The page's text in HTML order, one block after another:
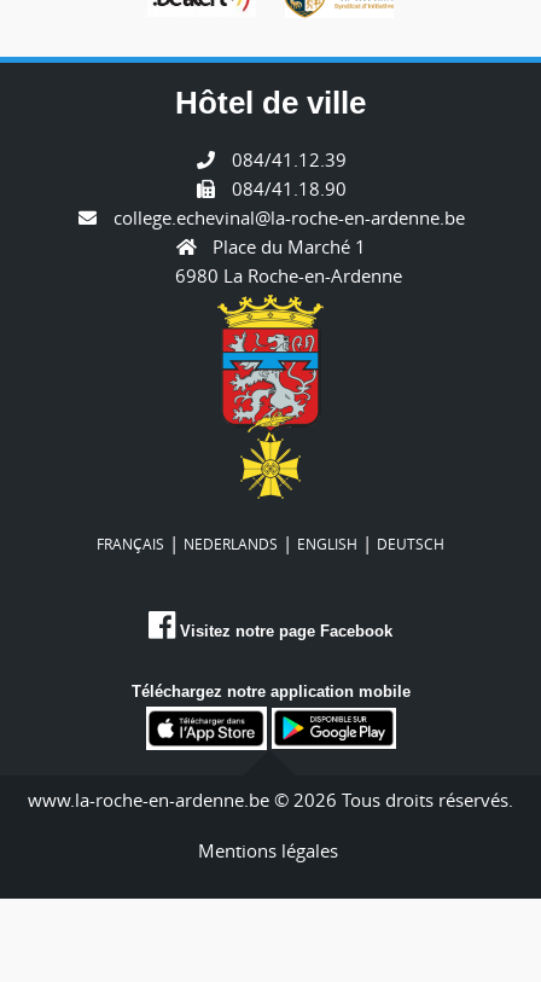
Hôtel de ville
084/41.12.39
084/41.18.90
college.echevinal@la-roche-en-ardenne.be
Place du Marché 1
6980 La Roche-en-Ardenne
FRANÇAIS | NEDERLANDS | ENGLISH | DEUTSCH
Visitez notre page Facebook
Téléchargez notre application mobile
www.la-roche-en-ardenne.be © 2026 Tous droits réservés.
Mentions légales